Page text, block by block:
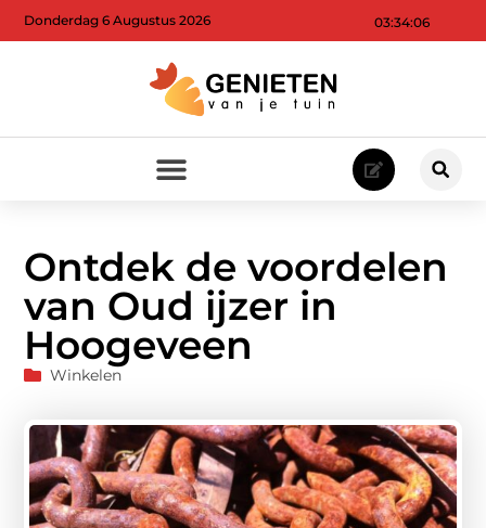
03:34:08
Donderdag 6 Augustus 2026
Ontdek de voordelen
van Oud ijzer in
Hoogeveen
Winkelen